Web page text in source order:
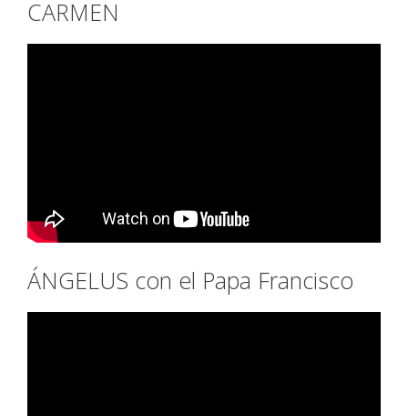
CARMEN
ÁNGELUS con el Papa Francisco